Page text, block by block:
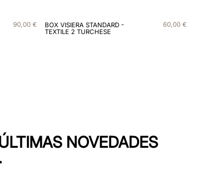
90,00 €
BOX VISIERA STANDARD -
TEXTILE 2 TURCHESE
60,00 €
NOVEDADES